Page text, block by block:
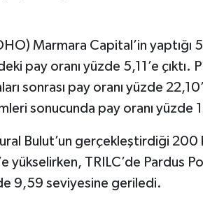
Marmara Capital’in yaptığı
pay oranı yüzde 5,11’e çıktı.
sonrası pay oranı yüzde
sonucunda pay oranı yüzde
Bulut’un gerçekleştirdiği 200
yükselirken, TRILC’de Pardus
9,59 seviyesine geriledi.